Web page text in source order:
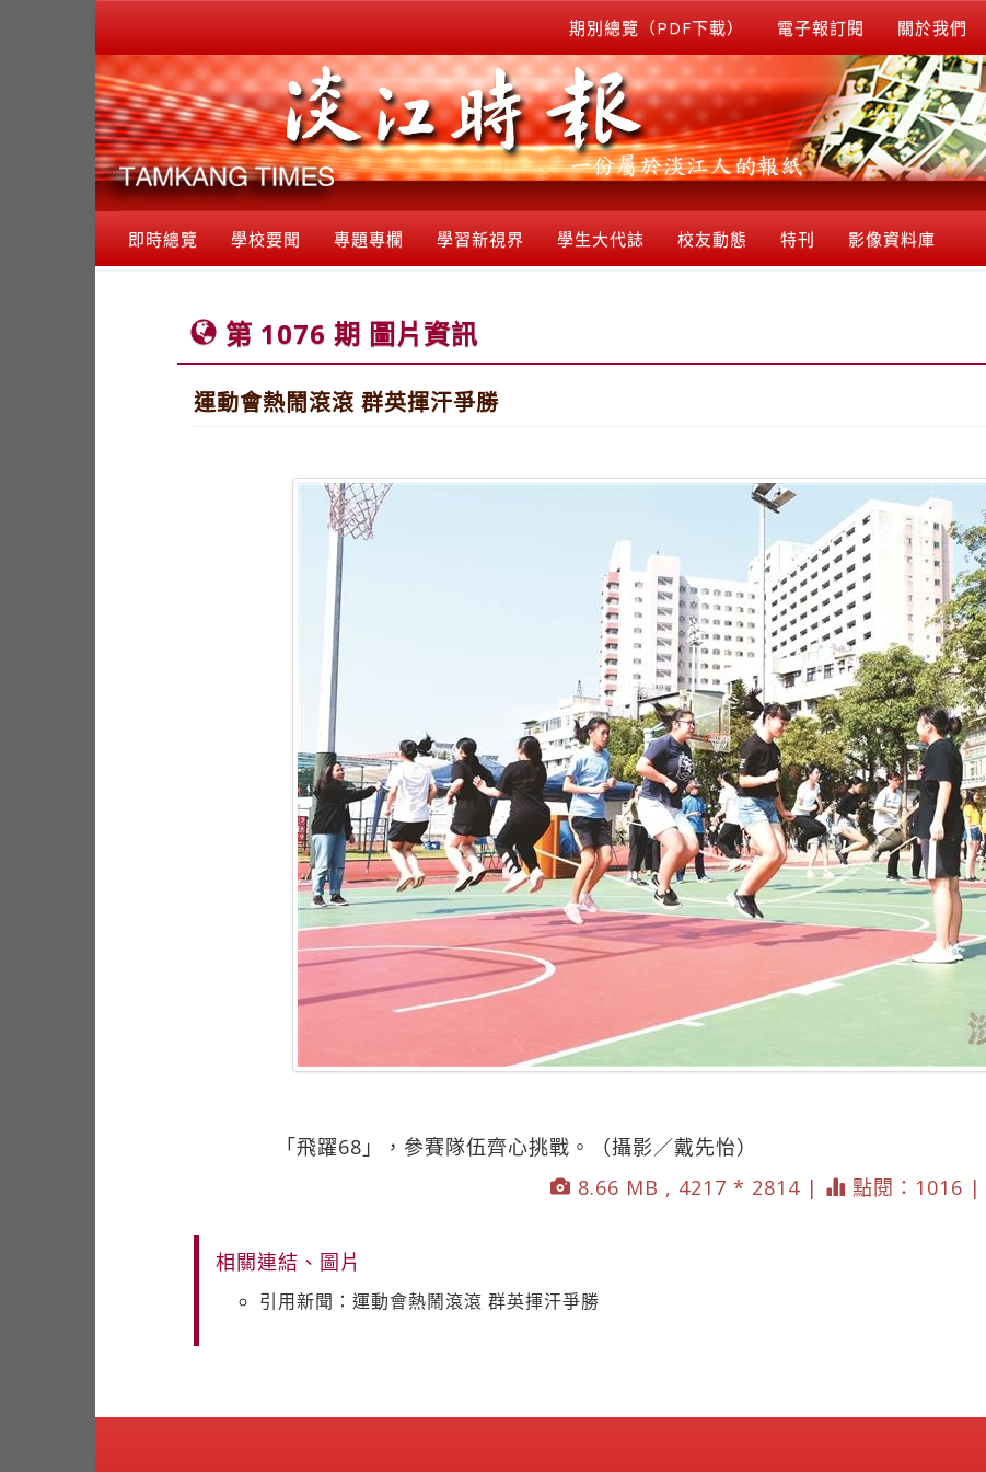
期別總覽（PDF下載） 電子報訂閱 關於我們
即時總覽 學校要聞 專題專欄 學習新視界 學生大代誌 校友動態 特刊 影像資料庫
第 1076 期 圖片資訊
運動會熱鬧滾滾 群英揮汗爭勝
「飛躍68」，參賽隊伍齊心挑戰。（攝影／戴先怡）
8.66 MB , 4217 * 2814 |
點閱：1016 |
相關連結、圖片
引用新聞：運動會熱鬧滾滾 群英揮汗爭勝